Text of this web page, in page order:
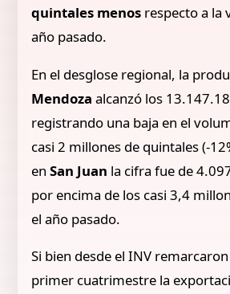
quintales menos respecto a la
año pasado.
En el desglose regional, la
Mendoza alcanzó los
registrando una baja en el
casi 2 millones de quintales (-
en San Juan la cifra fue de
por encima de los casi 3,4
el año pasado.
Si bien desde el INV
primer cuatrimestre la